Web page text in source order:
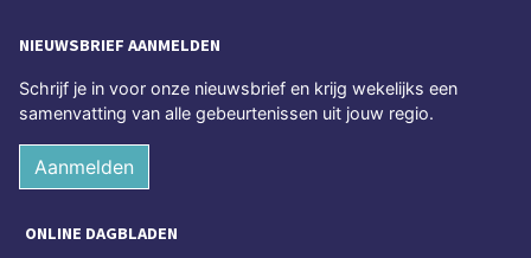
NIEUWSBRIEF AANMELDEN
Schrijf je in voor onze nieuwsbrief en krijg wekelijks een
samenvatting van alle gebeurtenissen uit jouw regio.
Aanmelden
ONLINE DAGBLADEN